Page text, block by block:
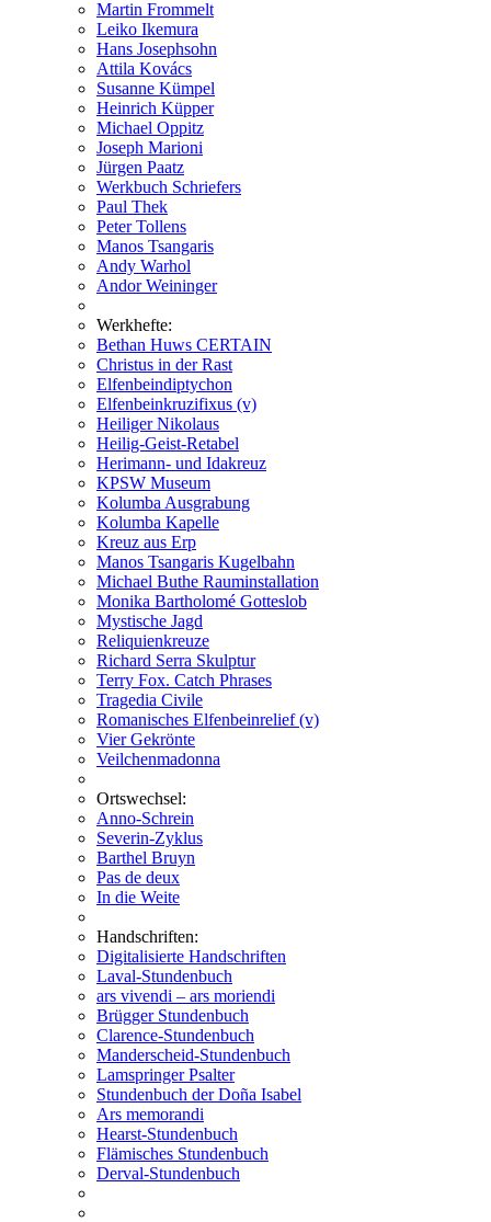
Martin Frommelt
Leiko Ikemura
Hans Josephsohn
Attila Kovács
Susanne Kümpel
Heinrich Küpper
Michael Oppitz
Joseph Marioni
Jürgen Paatz
Werkbuch Schriefers
Paul Thek
Peter Tollens
Manos Tsangaris
Andy Warhol
Andor Weininger
Werkhefte:
Bethan Huws CERTAIN
Christus in der Rast
Elfenbeindiptychon
Elfenbeinkruzifixus (v)
Heiliger Nikolaus
Heilig-Geist-Retabel
Herimann- und Idakreuz
KPSW Museum
Kolumba Ausgrabung
Kolumba Kapelle
Kreuz aus Erp
Manos Tsangaris Kugelbahn
Michael Buthe Rauminstallation
Monika Bartholomé Gotteslob
Mystische Jagd
Reliquienkreuze
Richard Serra Skulptur
Terry Fox. Catch Phrases
Tragedia Civile
Romanisches Elfenbeinrelief (v)
Vier Gekrönte
Veilchenmadonna
Ortswechsel:
Anno-Schrein
Severin-Zyklus
Barthel Bruyn
Pas de deux
In die Weite
Handschriften:
Digitalisierte Handschriften
Laval-Stundenbuch
ars vivendi – ars moriendi
Brügger Stundenbuch
Clarence-Stundenbuch
Manderscheid-Stundenbuch
Lamspringer Psalter
Stundenbuch der Doña Isabel
Ars memorandi
Hearst-Stundenbuch
Flämisches Stundenbuch
Derval-Stundenbuch